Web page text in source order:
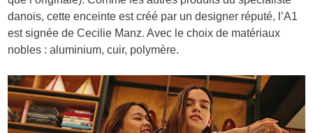
danois, cette enceinte est créé par un designer réputé, l’A1
est signée de Cecilie Manz. Avec le choix de matériaux
nobles : aluminium, cuir, polymère.